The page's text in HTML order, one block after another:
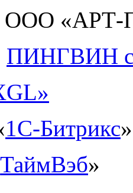
ООО «АРТ-
ПИНГВИН
1С-Битрикс»
ТаймВэб»